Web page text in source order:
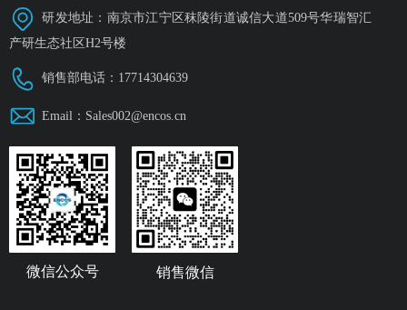
研发地址：南京市江宁区秣陵街道诚信大道509号华瑞智汇
产研生态社区H2号楼
销售部电话：17714304639
Email：Sales002@encos.cn
微信公众号 销售微信